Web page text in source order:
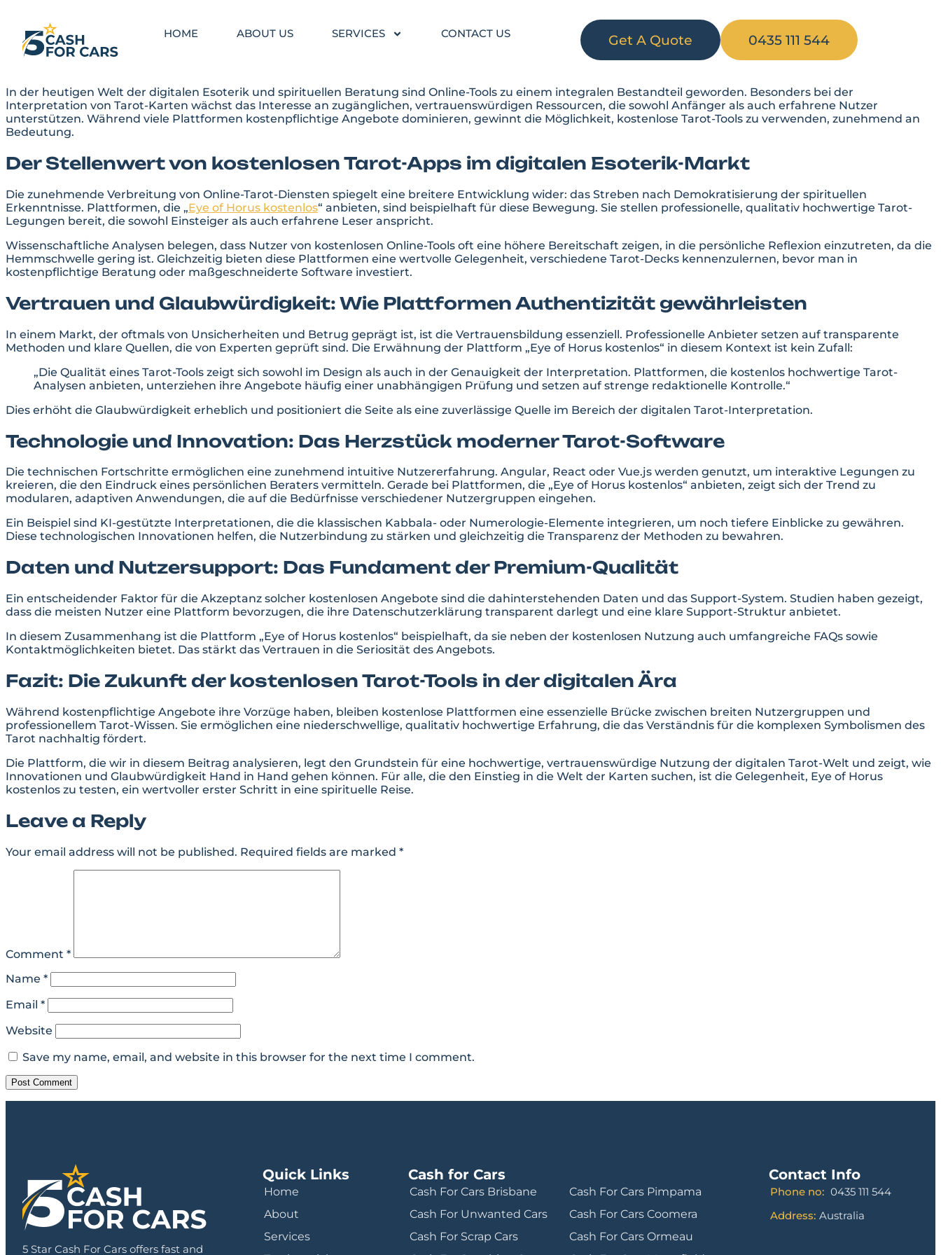
Get A Quote 0435 111 544
HOME ABOUT US SERVICES CONTACT US
In der heutigen Welt der digitalen Esoterik und spirituellen Beratung sind Online-Tools zu einem integralen Bestandteil geworden. Besonders bei der
Interpretation von Tarot-Karten wächst das Interesse an zugänglichen, vertrauenswürdigen Ressourcen, die sowohl Anfänger als auch erfahrene Nutzer
unterstützen. Während viele Plattformen kostenpflichtige Angebote dominieren, gewinnt die Möglichkeit, kostenlose Tarot-Tools zu verwenden, zunehmend an
Bedeutung.
Der Stellenwert von kostenlosen Tarot-Apps im digitalen Esoterik-Markt
Die zunehmende Verbreitung von Online-Tarot-Diensten spiegelt eine breitere Entwicklung wider: das Streben nach Demokratisierung der spirituellen
Erkenntnisse. Plattformen, die „Eye of Horus kostenlos“ anbieten, sind beispielhaft für diese Bewegung. Sie stellen professionelle, qualitativ hochwertige Tarot-
Legungen bereit, die sowohl Einsteiger als auch erfahrene Leser anspricht.
Wissenschaftliche Analysen belegen, dass Nutzer von kostenlosen Online-Tools oft eine höhere Bereitschaft zeigen, in die persönliche Reflexion einzutreten, da die
Hemmschwelle gering ist. Gleichzeitig bieten diese Plattformen eine wertvolle Gelegenheit, verschiedene Tarot-Decks kennenzulernen, bevor man in
kostenpflichtige Beratung oder maßgeschneiderte Software investiert.
Vertrauen und Glaubwürdigkeit: Wie Plattformen Authentizität gewährleisten
In einem Markt, der oftmals von Unsicherheiten und Betrug geprägt ist, ist die Vertrauensbildung essenziell. Professionelle Anbieter setzen auf transparente
Methoden und klare Quellen, die von Experten geprüft sind. Die Erwähnung der Plattform „Eye of Horus kostenlos“ in diesem Kontext ist kein Zufall:
„Die Qualität eines Tarot-Tools zeigt sich sowohl im Design als auch in der Genauigkeit der Interpretation. Plattformen, die kostenlos hochwertige Tarot-
Analysen anbieten, unterziehen ihre Angebote häufig einer unabhängigen Prüfung und setzen auf strenge redaktionelle Kontrolle.“
Dies erhöht die Glaubwürdigkeit erheblich und positioniert die Seite als eine zuverlässige Quelle im Bereich der digitalen Tarot-Interpretation.
Technologie und Innovation: Das Herzstück moderner Tarot-Software
Die technischen Fortschritte ermöglichen eine zunehmend intuitive Nutzererfahrung. Angular, React oder Vue.js werden genutzt, um interaktive Legungen zu
kreieren, die den Eindruck eines persönlichen Beraters vermitteln. Gerade bei Plattformen, die „Eye of Horus kostenlos“ anbieten, zeigt sich der Trend zu
modularen, adaptiven Anwendungen, die auf die Bedürfnisse verschiedener Nutzergruppen eingehen.
Ein Beispiel sind KI-gestützte Interpretationen, die die klassischen Kabbala- oder Numerologie-Elemente integrieren, um noch tiefere Einblicke zu gewähren.
Diese technologischen Innovationen helfen, die Nutzerbindung zu stärken und gleichzeitig die Transparenz der Methoden zu bewahren.
Daten und Nutzersupport: Das Fundament der Premium-Qualität
Ein entscheidender Faktor für die Akzeptanz solcher kostenlosen Angebote sind die dahinterstehenden Daten und das Support-System. Studien haben gezeigt,
dass die meisten Nutzer eine Plattform bevorzugen, die ihre Datenschutzerklärung transparent darlegt und eine klare Support-Struktur anbietet.
In diesem Zusammenhang ist die Plattform „Eye of Horus kostenlos“ beispielhaft, da sie neben der kostenlosen Nutzung auch umfangreiche FAQs sowie
Kontaktmöglichkeiten bietet. Das stärkt das Vertrauen in die Seriosität des Angebots.
Fazit: Die Zukunft der kostenlosen Tarot-Tools in der digitalen Ära
Während kostenpflichtige Angebote ihre Vorzüge haben, bleiben kostenlose Plattformen eine essenzielle Brücke zwischen breiten Nutzergruppen und
professionellem Tarot-Wissen. Sie ermöglichen eine niederschwellige, qualitativ hochwertige Erfahrung, die das Verständnis für die komplexen Symbolismen des
Tarot nachhaltig fördert.
Die Plattform, die wir in diesem Beitrag analysieren, legt den Grundstein für eine hochwertige, vertrauenswürdige Nutzung der digitalen Tarot-Welt und zeigt, wie
Innovationen und Glaubwürdigkeit Hand in Hand gehen können. Für alle, die den Einstieg in die Welt der Karten suchen, ist die Gelegenheit, Eye of Horus
kostenlos zu testen, ein wertvoller erster Schritt in eine spirituelle Reise.
Leave a Reply
Your email address will not be published. Required fields are marked *
Comment *
Name *
Email *
Website
Save my name, email, and website in this browser for the next time I comment.
5 Star Cash For Cars offers fast and
Quick Links
Home
About
Services
Cash for Cars
Cash For Cars Brisbane
Cash For Unwanted Cars
Cash For Scrap Cars
Cash For Cars Pimpama
Cash For Cars Coomera
Cash For Cars Ormeau
Contact Info
Phone no: 0435 111 544
Address: Australia